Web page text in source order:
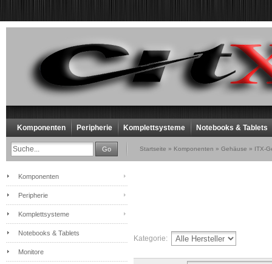
Komponenten Peripherie Komplettsysteme Notebooks & Tablets
Go Startseite » Komponenten » Gehäuse » ITX-
Kategorie:
Komponenten
Peripherie
Komplettsysteme
Notebooks & Tablets
Monitore